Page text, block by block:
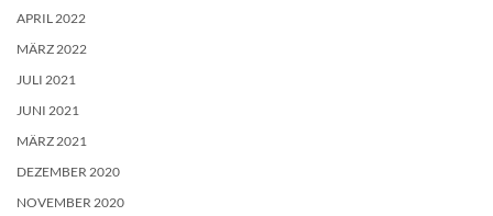
APRIL 2022
MÄRZ 2022
JULI 2021
JUNI 2021
MÄRZ 2021
DEZEMBER 2020
NOVEMBER 2020